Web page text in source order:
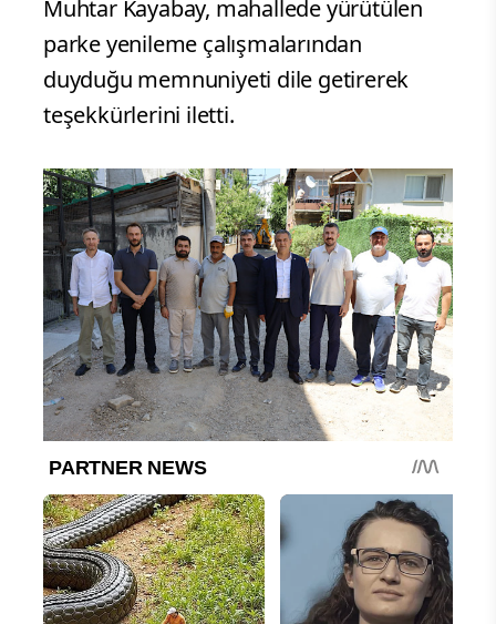
Muhtar Kayabay, mahallede yürütülen
parke yenileme çalışmalarından
duyduğu memnuniyeti dile getirerek
teşekkürlerini iletti.